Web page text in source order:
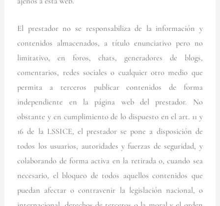
El prestador no se responsabiliza de la información y
contenidos almacenados, a título enunciativo pero no
limitativo, en foros, chats, generadores de blogs,
comentarios, redes sociales o cualquier otro medio que
permita a terceros publicar contenidos de forma
independiente en la página web del prestador. No
obstante y en cumplimiento de lo dispuesto en el art. 11 y
16 de la LSSICE, el prestador se pone a disposición de
todos los usuarios, autoridades y fuerzas de seguridad, y
colaborando de forma activa en la retirada o, cuando sea
necesario, el bloqueo de todos aquellos contenidos que
puedan afectar o contravenir la legislación nacional, o